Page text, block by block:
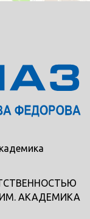
АКАДЕМИКА